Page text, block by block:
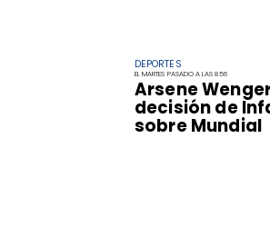
DEPORTES
EL MARTES PASADO A LAS 8:56
Arsene
decisión de
sobre Mundial